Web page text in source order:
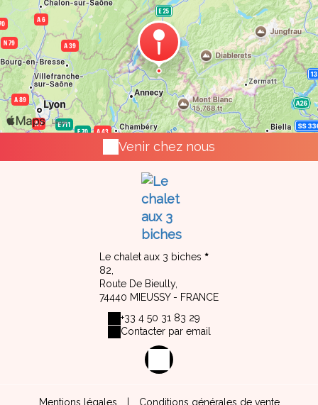
Venir chez nous
Le chalet aux 3 biches
82,
Route De Bieully,
74440 MIEUSSY - FRANCE
+33 4 50 31 83 29
Contacter par email
Mentions légales Conditions générales de vente